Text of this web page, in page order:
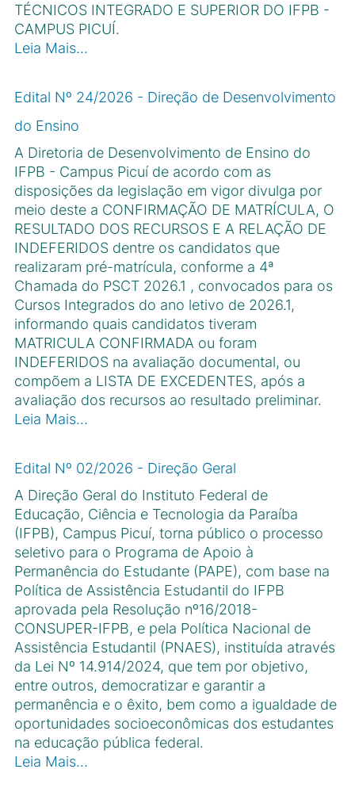
TÉCNICOS INTEGRADO E SUPERIOR DO IFPB -
CAMPUS PICUÍ.
Leia Mais…
Edital Nº 24/2026 - Direção de Desenvolvimento
do Ensino
A Diretoria de Desenvolvimento de Ensino do
IFPB - Campus Picuı́ de acordo com as
disposições da legislação em vigor divulga por
meio deste a CONFIRMAÇÃO DE MATRÍCULA, O
RESULTADO DOS RECURSOS E A RELAÇÃO DE
INDEFERIDOS dentre os candidatos que
realizaram pré-matrı́cula, conforme a 4ª
Chamada do PSCT 2026.1 , convocados para os
Cursos Integrados do ano letivo de 2026.1,
informando quais candidatos tiveram
MATRICULA CONFIRMADA ou foram
INDEFERIDOS na avaliação documental, ou
compõem a LISTA DE EXCEDENTES, após a
avaliação dos recursos ao resultado preliminar.
Leia Mais…
Edital Nº 02/2026 - Direção Geral
A Direção Geral do Instituto Federal de
Educação, Ciência e Tecnologia da Paraíba
(IFPB), Campus Picuí, torna público o processo
seletivo para o Programa de Apoio à
Permanência do Estudante (PAPE), com base na
Política de Assistência Estudantil do IFPB
aprovada pela Resolução nº16/2018-
CONSUPER-IFPB, e pela Política Nacional de
Assistência Estudantil (PNAES), instituída através
da Lei Nº 14.914/2024, que tem por objetivo,
entre outros, democratizar e garantir a
permanência e o êxito, bem como a igualdade de
oportunidades socioeconômicas dos estudantes
na educação pública federal.
Leia Mais…